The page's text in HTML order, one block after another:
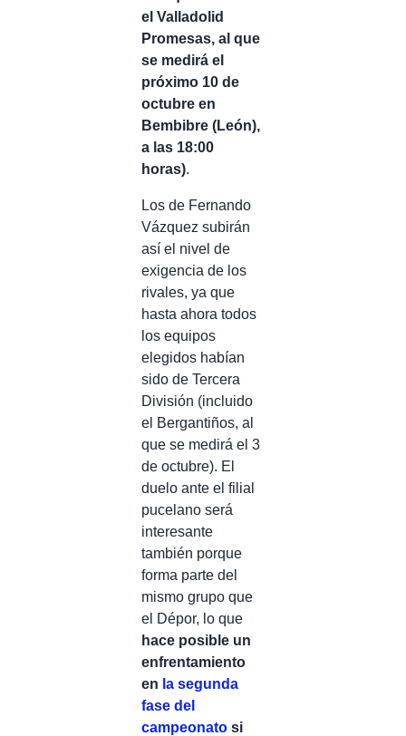
el Valladolid
Promesas, al que
se medirá el
próximo 10 de
octubre en
Bembibre (León),
a las 18:00
horas).
Los de Fernando
Vázquez subirán
así el nivel de
exigencia de los
rivales, ya que
hasta ahora todos
los equipos
elegidos habían
sido de Tercera
División (incluido
el Bergantiños, al
que se medirá el 3
de octubre). El
duelo ante el filial
pucelano será
interesante
también porque
forma parte del
mismo grupo que
el Dépor, lo que
hace posible un
enfrentamiento
en la segunda
fase del
campeonato si